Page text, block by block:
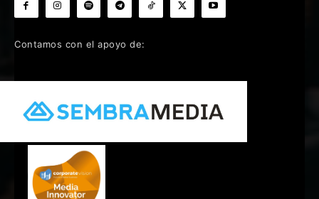
Contamos con el apoyo de: